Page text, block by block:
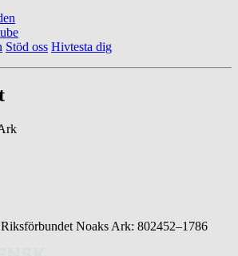
Stöd oss Hivtesta dig
Noaks Ark: 802452–1786